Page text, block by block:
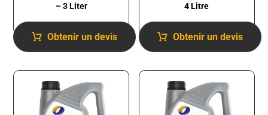
– 3 Liter
Obtenir un devis
4 Litre
Obtenir un devis